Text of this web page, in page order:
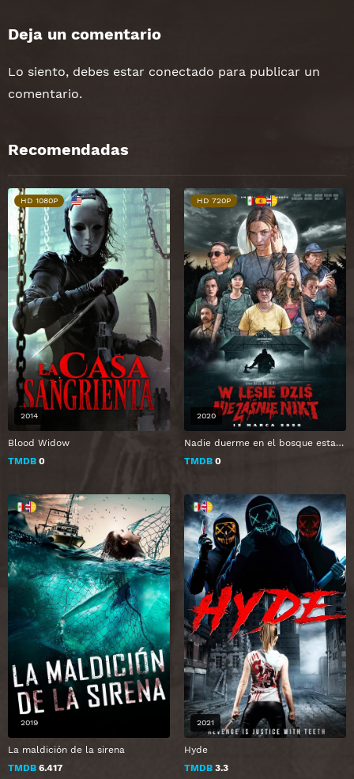
Deja un comentario
Lo siento, debes estar conectado para publicar un
comentario.
Recomendadas
Blood Widow
TMDB 0
HD 1080P
2014
Nadie duerme en el bosque esta noche
TMDB 0
HD 720P
2020
La maldición de la sirena
TMDB 6.417
2019
Hyde
TMDB 3.3
2021